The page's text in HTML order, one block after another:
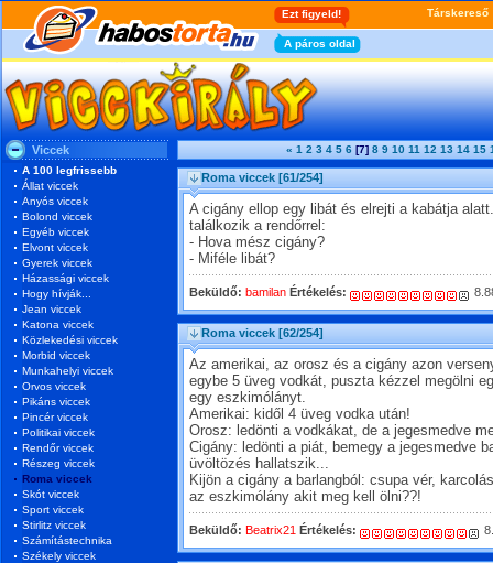
Viccek
A 100 legfrissebb
Állat viccek
Anyós viccek
Bolond viccek
Egyéb viccek
Elvont viccek
Gyerek viccek
Házassági viccek
Hogy hívják...
Jean viccek
Katona viccek
Közlekedési viccek
Morbid viccek
Munkahelyi viccek
Orvos viccek
Pikáns viccek
Pincér viccek
Politikai viccek
Rendőr viccek
Részeg viccek
Roma viccek
Skót viccek
Sport viccek
Stirlitz viccek
Számítástechnika
Székely viccek
« 1 2 3 4 5 6 [7] 8 9 10 11 12 13 14 15
Roma viccek [61/254]
A cigány ellop egy libát és elrejti a kabátja
találkozik a rendőrrel:
- Hova mész cigány?
- Miféle libát?
Beküldő: bamilan Értékelés:
Roma viccek [62/254]
Az amerikai, az orosz és a cigány azon
egybe 5 üveg vodkát, puszta kézzel megölni
egy eszkimólányt.
Amerikai: kidől 4 üveg vodka után!
Orosz: ledönti a vodkákat, de a jegesmedve
Cigány: ledönti a piát, bemegy a jegesmedve
üvöltözés hallatszik...
Kijön a cigány a barlangból: csupa vér,
az eszkimólány akit meg kell ölni??!
Beküldő: Beatrix21 Értékelés: